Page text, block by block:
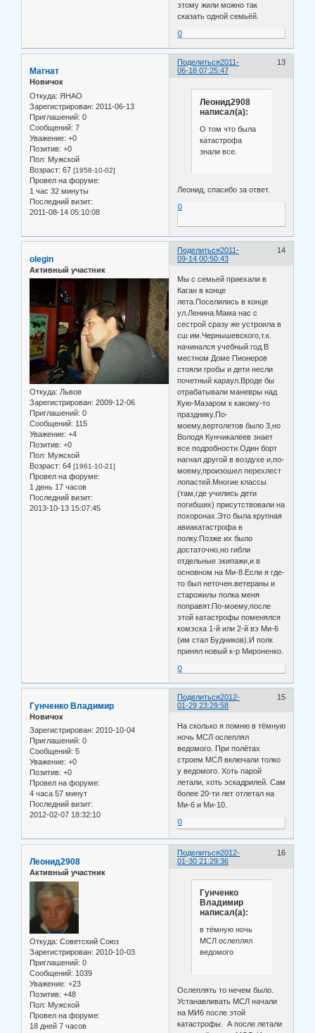
этому жили можно так
сказать одной семьёй.
0
Поделиться 13
2011-
06-18 07:25:47
Магнат
Новичок
Откуда: ЯНАО
Зарегистрирован: 2011-06-13
Приглашений: 0
Сообщений: 7
Уважение: +0
Позитив: +0
Пол: Мужской
Возраст: 67 [1958-10-02]
Провел на форуме:
1 час 32 минуты
Последний визит:
2011-08-14 05:10:08
Леонид2908
написал(а):
О том что была
катастрофа
знали все.
Леонид, спасибо за ответ.
0
Поделиться 14
2011-
09-14 00:50:43
olegin
Активный участник
Откуда: Львов
Зарегистрирован: 2009-12-06
Приглашений: 0
Сообщений: 115
Уважение: +4
Позитив: +0
Пол: Мужской
Возраст: 64 [1961-10-21]
Провел на форуме:
1 день 17 часов
Последний визит:
2013-10-13 15:07:45
Мы с семьей приехали в
Каган в конце
лета.Поселились в конце
ул.Ленина.Мама нас с
сестрой сразу же устроила в
сш им.Чернышевского,т.к.
начинался учебный год.В
местном Доме Пионеров
стояли гробы и дети несли
почетный караул.Вроде бы
отрабатывали маневры над
Кую-Мазаром к какому-то
празднику.По-
моему,вертолетов было 3,но
Володя Кунчикалеев знает
все подробности.Один борт
нагнал другой в воздухе и,по-
моему,произошел перехлест
лопастей.Многие классы
(там,где учились дети
погибших) присутствовали на
похоронах.Это была крупная
авиакатастрофа в
полку.Позже их было
достаточно,но гибли
отдельные экипажи,и в
основном на Ми-8.Если я где-
то был неточен.ветераны и
старожилы полка меня
поправят.По-моему,после
этой катастрофы поменялся
комэска 1-й или 2-й вэ Ми-6
(им стал Будников).И полк
принял новый к-р Мироненко.
0
Поделиться 15
2012-
01-29 23:29:58
Гунченко Владимир
Новичок
Зарегистрирован: 2010-10-04
Приглашений: 0
Сообщений: 5
Уважение: +0
Позитив: +0
Провел на форуме:
4 часа 57 минут
Последний визит:
2012-02-07 18:32:10
На сколько я помню в тёмную
ночь МСЛ ослеплял
ведомого. При полётах
строем МСЛ включали толко
у ведомого. Хоть парой
летали, хоть эскадрилей. Сам
более 20-ти лет отлетал на
Ми-6 и Ми-10.
0
Поделиться 16
2012-
01-30 21:29:36
Леонид2908
Активный участник
Откуда: Советский Союз
Зарегистрирован: 2010-10-03
Приглашений: 0
Сообщений: 1039
Уважение: +23
Позитив: +48
Пол: Мужской
Провел на форуме:
18 дней 7 часов
Гунченко
Владимир
написал(а):
в тёмную ночь
МСЛ ослеплял
ведомого
Ослеплять то нечем было.
Устанавливать МСЛ начали
на МИ6 после этой
катастрофы. А после летали